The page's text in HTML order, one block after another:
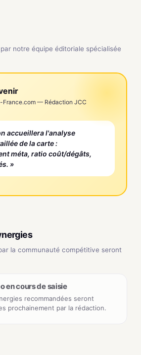
notre équipe éditoriale spécialisée
France.com — Rédaction JCC
accueillera l'analyse
de la carte :
méta, ratio coût/dégâts,
»
la communauté compétitive seront
en cours de saisie
recommandées seront
prochainement par la rédaction.